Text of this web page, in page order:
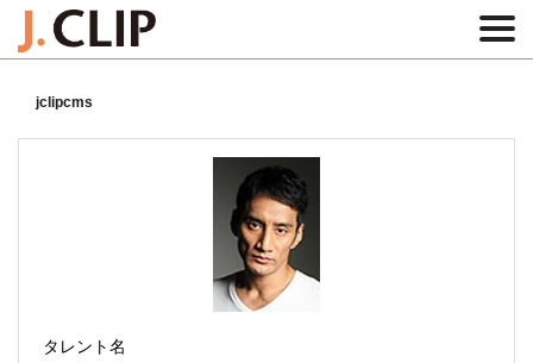
jclipcms
タレント名